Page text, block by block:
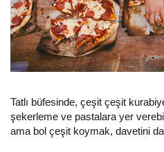
Tatlı büfesinde, çeşit çeşit
şekerleme ve pastalara yer
ama bol çeşit koymak, davetini